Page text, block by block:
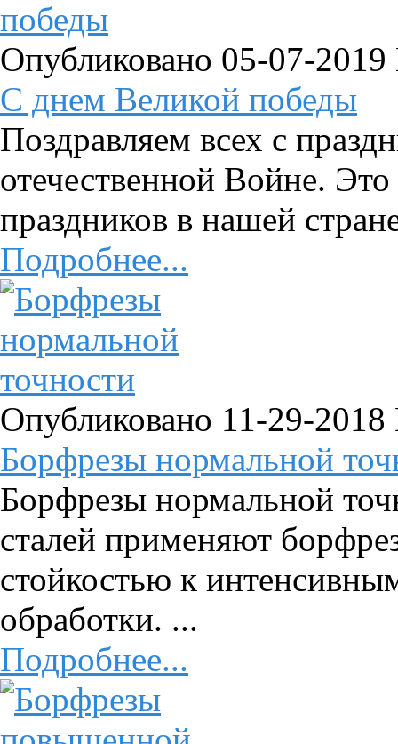
Опубликовано 05-07-2019
C днем Великой победы
Поздравляем всех с
отечественной Войне.
праздников в нашей
Подробнее...
Опубликовано 11-29-2018
Борфрезы нормальной
Борфрезы нормальной
сталей применяют
стойкостью к
обработки. ...
Подробнее...